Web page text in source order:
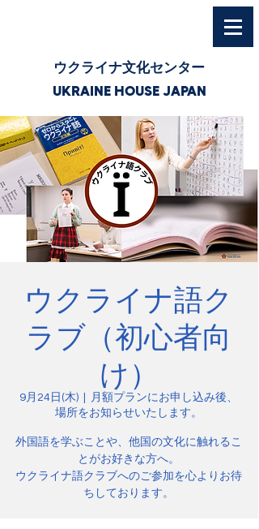
ウクライナ文化センター
UKRAINE HOUSE JAPAN
ウクライナ語ク
ラブ（初心者向
け）
9月24日(木)
月額プランにお申し込み後、
場所をお知らせいたします。
外国語を学ぶことや、他国の文化に触れるこ
とがお好きな方へ。
ウクライナ語クラブへのご参加を心よりお待
ちしております。